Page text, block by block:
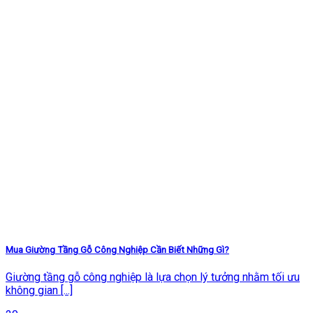
Mua Giường Tầng Gỗ Công Nghiệp Cần Biết Những Gì?
Giường tầng gỗ công nghiệp là lựa chọn lý tưởng nhằm tối ưu
không gian [...]